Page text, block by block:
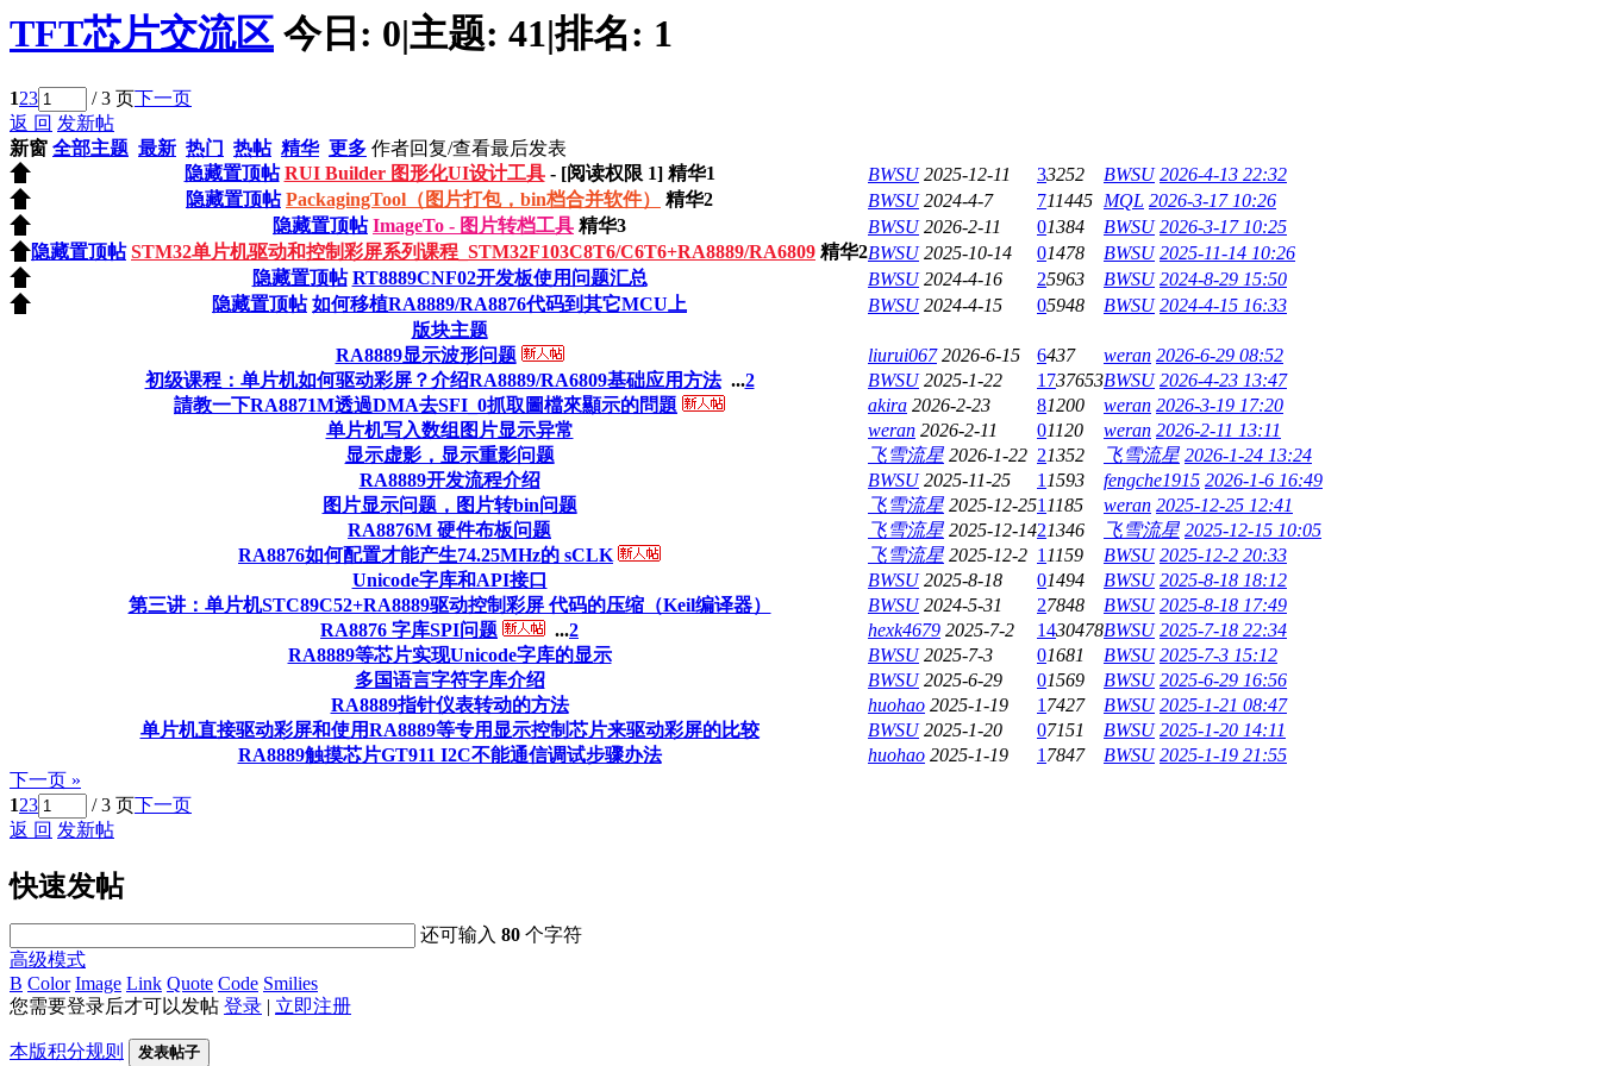
TFT芯片交流区 今日: 0|主题: 41|排名: 1
123 / 3 页下一页
返 回 发新帖
新窗 全部主题 最新 热门 热帖 精华 更多 作者回复/查看最后发表
隐藏置顶帖 RUI Builder 图形化UI设计工具- [阅读权限 1] 精华1 BWSU 2025-12-11 33252 BWSU 2026-4-13 22:32
隐藏置顶帖 PackagingTool（图片打包，bin档合并软件） 精华2 BWSU 2024-4-7 711445 MQL 2026-3-17 10:26
隐藏置顶帖 ImageTo - 图片转档工具 精华3 BWSU 2026-2-11 01384 BWSU 2026-3-17 10:25
隐藏置顶帖 STM32单片机驱动和控制彩屏系列课程_STM32F103C8T6/C6T6+RA8889/RA6809 精华2BWSU 2025-10-14 01478 BWSU 2025-11-14 10:26
隐藏置顶帖 RT8889CNF02开发板使用问题汇总 BWSU 2024-4-16 25963 BWSU 2024-8-29 15:50
隐藏置顶帖 如何移植RA8889/RA8876代码到其它MCU上 BWSU 2024-4-15 05948 BWSU 2024-4-15 16:33
版块主题
RA8889显示波形问题
liurui067 2026-6-15 6437 weran 2026-6-29 08:52
初级课程：单片机如何驱动彩屏？介绍RA8889/RA6809基础应用方法 ...2 BWSU 2025-1-22 1737653BWSU 2026-4-23 13:47
請教一下RA8871M透過DMA去SFI_0抓取圖檔來顯示的問題
akira 2026-2-23 81200 weran 2026-3-19 17:20
单片机写入数组图片显示异常
weran 2026-2-11 01120 weran 2026-2-11 13:11
显示虚影，显示重影问题
飞雪流星 2026-1-22 21352 飞雪流星 2026-1-24 13:24
RA8889开发流程介绍
BWSU 2025-11-25 1 1593 fengche1915 2026-1-6 16:49
图片显示问题，图片转bin问题
飞雪流星 2025-12-251 1185 weran 2025-12-25 12:41
RA8876M 硬件布板问题
飞雪流星 2025-12-1421346 飞雪流星 2025-12-15 10:05
RA8876如何配置才能产生74.25MHz的 sCLK
飞雪流星 2025-12-2 1 1159 BWSU 2025-12-2 20:33
Unicode字库和API接口
BWSU 2025-8-18 01494 BWSU 2025-8-18 18:12
第三讲：单片机STC89C52+RA8889驱动控制彩屏 代码的压缩（Keil编译器）
BWSU 2024-5-31 27848 BWSU 2025-8-18 17:49
RA8876 字库SPI问题
...2 hexk4679 2025-7-2 1430478BWSU 2025-7-18 22:34
RA8889等芯片实现Unicode字库的显示
BWSU 2025-7-3 01681 BWSU 2025-7-3 15:12
多国语言字符字库介绍
BWSU 2025-6-29 01569 BWSU 2025-6-29 16:56
RA8889指针仪表转动的方法
huohao 2025-1-19 1 7427 BWSU 2025-1-21 08:47
单片机直接驱动彩屏和使用RA8889等专用显示控制芯片来驱动彩屏的比较
BWSU 2025-1-20 07151 BWSU 2025-1-20 14:11
RA8889触摸芯片GT911 I2C不能通信调试步骤办法
huohao 2025-1-19 1 7847 BWSU 2025-1-19 21:55
下一页 »
123 / 3 页下一页
返 回 发新帖
快速发帖
还可输入80 个字符
高级模式
B Color Image Link Quote Code Smilies
您需要登录后才可以发帖 登录 | 立即注册
本版积分规则 发表帖子